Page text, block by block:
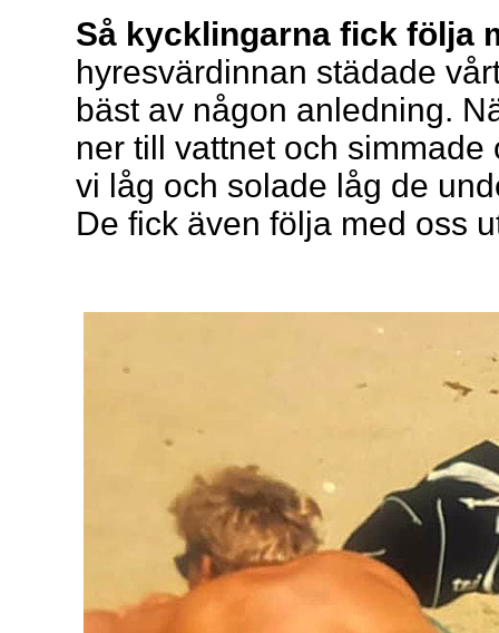
Så kycklingarna fick följa
hyresvärdinnan städade
bäst av någon anledning.
ner till vattnet och
vi låg och solade låg de
De fick även följa med oss